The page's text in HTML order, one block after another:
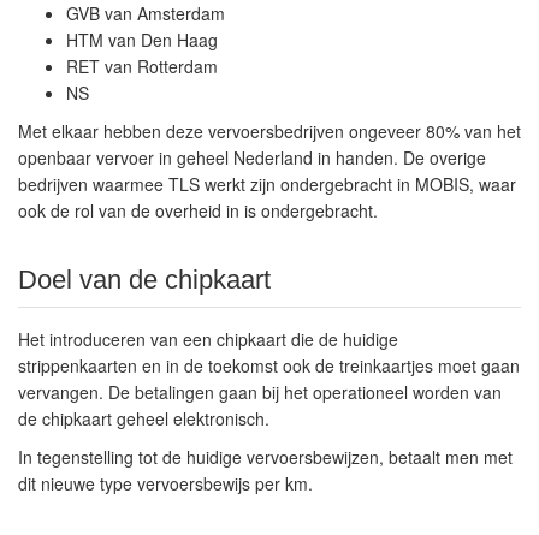
GVB van Amsterdam
HTM van Den Haag
RET van Rotterdam
NS
Met elkaar hebben deze vervoersbedrijven ongeveer 80% van het
openbaar vervoer in geheel Nederland in handen. De overige
bedrijven waarmee TLS werkt zijn ondergebracht in MOBIS, waar
ook de rol van de overheid in is ondergebracht.
Doel van de chipkaart
Het introduceren van een chipkaart die de huidige
strippenkaarten en in de toekomst ook de treinkaartjes moet gaan
vervangen. De betalingen gaan bij het operationeel worden van
de chipkaart geheel elektronisch.
In tegenstelling tot de huidige vervoersbewijzen, betaalt men met
dit nieuwe type vervoersbewijs per km.